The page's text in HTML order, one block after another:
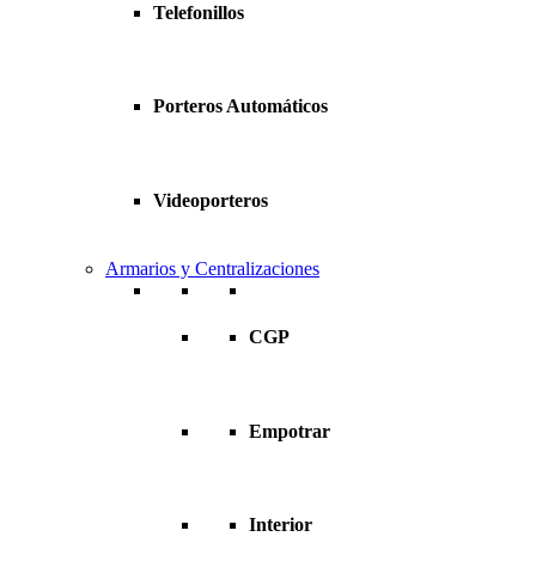
Telefonillos
Porteros Automáticos
Videoporteros
Armarios y Centralizaciones
CGP
Empotrar
Interior